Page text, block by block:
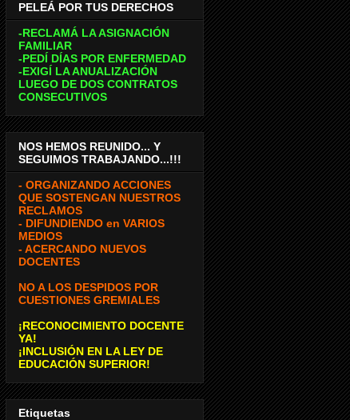
PELEÁ POR TUS DERECHOS
-RECLAMÁ LA ASIGNACIÓN
FAMILIAR
-PEDÍ DÍAS POR ENFERMEDAD
-EXIGÍ LA ANUALIZACIÓN
LUEGO DE DOS CONTRATOS
CONSECUTIVOS
NOS HEMOS REUNIDO... Y
SEGUIMOS TRABAJANDO...!!!
- ORGANIZANDO ACCIONES
QUE SOSTENGAN NUESTROS
RECLAMOS
- DIFUNDIENDO en VARIOS
MEDIOS
- ACERCANDO NUEVOS
DOCENTES
NO A LOS DESPIDOS POR
CUESTIONES GREMIALES
¡RECONOCIMIENTO DOCENTE
YA!
¡INCLUSIÓN EN LA LEY DE
EDUCACIÓN SUPERIOR!
Etiquetas